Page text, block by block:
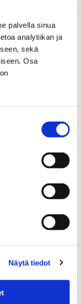
palvella sinua
analytiikan ja
sekä
Osa
Näytä tiedot
arvoiksi
arjen